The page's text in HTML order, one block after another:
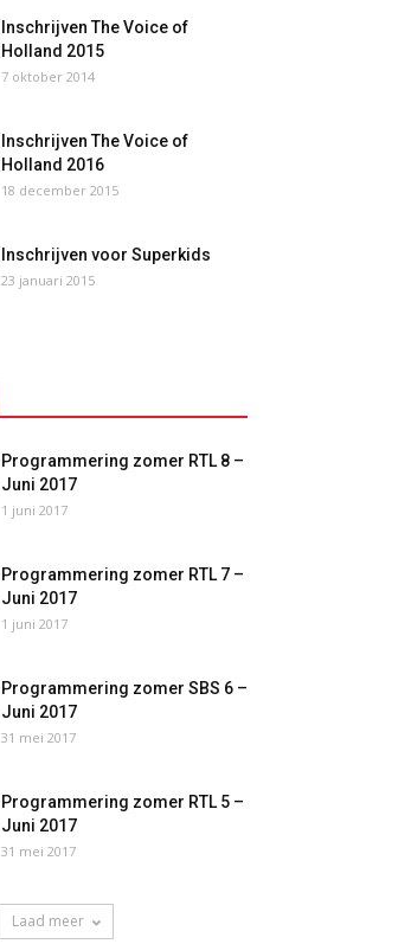
Inschrijven The Voice of
Holland 2015
7 oktober 2014
Inschrijven The Voice of
Holland 2016
18 december 2015
Inschrijven voor Superkids
23 januari 2015
Programmering zomer RTL 8 –
Juni 2017
1 juni 2017
Programmering zomer RTL 7 –
Juni 2017
1 juni 2017
Programmering zomer SBS 6 –
Juni 2017
31 mei 2017
Programmering zomer RTL 5 –
Juni 2017
31 mei 2017
Laad meer